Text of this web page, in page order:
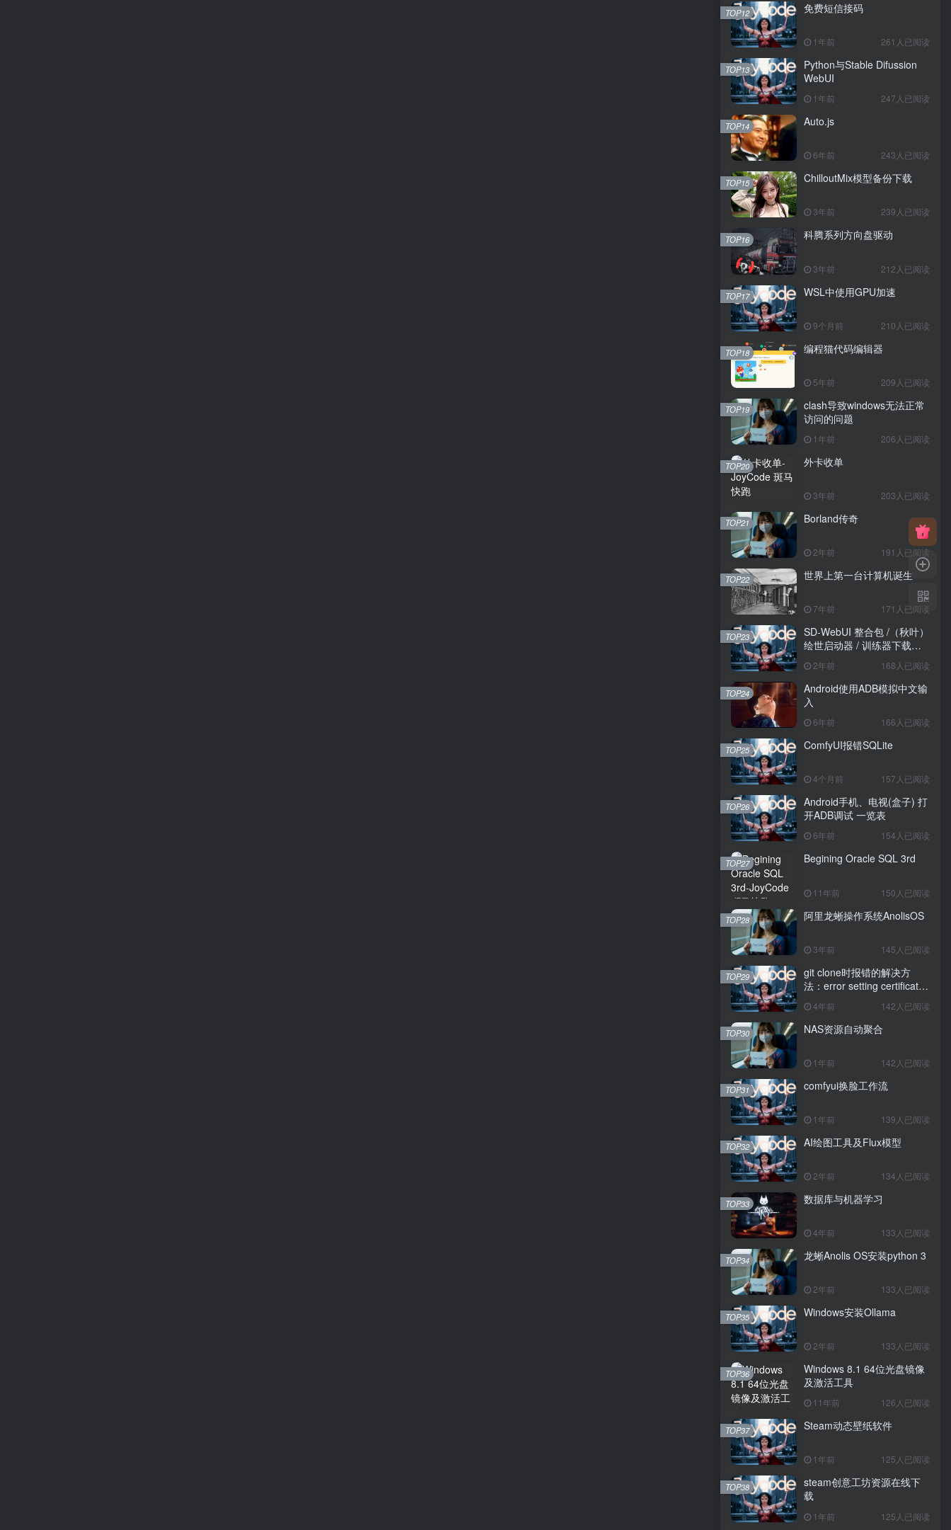
免费短信接码
1年前 261人已阅读
TOP12
Python与Stable Difussion
WebUI
1年前 247人已阅读
TOP13
Auto.js
6年前 243人已阅读
TOP14
ChilloutMix模型备份下载
3年前 239人已阅读
TOP15
科腾系列方向盘驱动
3年前 212人已阅读
TOP16
WSL中使用GPU加速
9个月前 210人已阅读
TOP17
编程猫代码编辑器
5年前 209人已阅读
TOP18
clash导致windows无法正常
访问的问题
1年前 206人已阅读
TOP19
外卡收单
3年前 203人已阅读
TOP20
Borland传奇
2年前 191人已阅读
TOP21
世界上第一台计算机诞生
7年前 171人已阅读
TOP22
SD-WebUI 整合包 /（秋叶）
绘世启动器 / 训练器下载导
2年前 168人已阅读
TOP23
Android使用ADB模拟中文输
入
6年前 166人已阅读
TOP24
ComfyUI报错SQLite
4个月前 157人已阅读
TOP25
Android手机、电视(盒子) 打
开ADB调试 一览表
6年前 154人已阅读
TOP26
Begining Oracle SQL 3rd
11年前 150人已阅读
TOP27
阿里龙蜥操作系统AnolisOS
3年前 145人已阅读
TOP28
git clone时报错的解决方
法：error setting certificate
4年前 142人已阅读
TOP29
NAS资源自动聚合
1年前 142人已阅读
TOP30
comfyui换脸工作流
1年前 139人已阅读
TOP31
AI绘图工具及Flux模型
2年前 134人已阅读
TOP32
数据库与机器学习
4年前 133人已阅读
TOP33
龙蜥Anolis OS安装python 3
2年前 133人已阅读
TOP34
Windows安装Ollama
2年前 133人已阅读
TOP35
Windows 8.1 64位光盘镜像
及激活工具
11年前 126人已阅读
TOP36
Steam动态壁纸软件
1年前 125人已阅读
TOP37
steam创意工坊资源在线下
载
1年前 125人已阅读
TOP38